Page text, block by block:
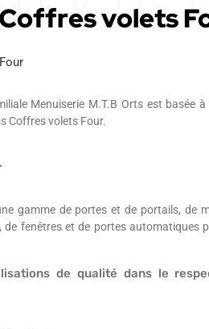
Coffres volets
Menuiserie M.T.B Orts est basée
Coffres volets Four.
gamme de portes et de portails, de
de fenêtres et de portes automatiques
de qualité dans le